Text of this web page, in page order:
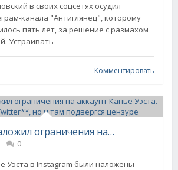
в своих соцсетях осудил
канала "Антиглянец", которому
пять лет, за решение с размахом
Устраивать
Комментировать
Instagram* наложил ограничения на аккаунт Канье Уэста. Рэпер вернулся в Twitter**, но и там подвергся цензуре
0
Уэста в Instagram были наложены